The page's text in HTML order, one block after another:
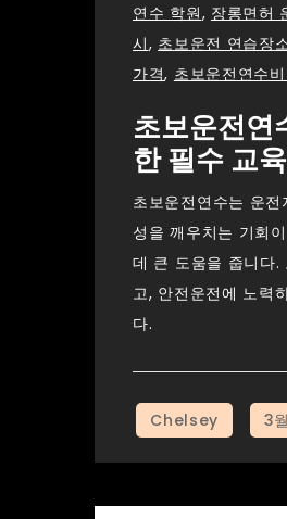
연수 학원, 장롱면허
시, 초보운전 연습장
가격, 초보운전연수
초보운전연
한 필수 교육
초보운전연수는 운
성을 깨우치는 기회
데 큰 도움을 줍니다.
고, 안전운전에 노력
다.